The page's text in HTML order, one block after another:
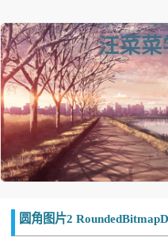
汪菜
圆角图片2